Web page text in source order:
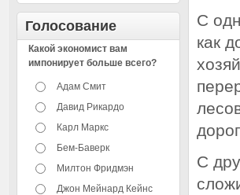
Голосование
Какой экономист вам
импонирует больше всего?
Адам Смит
Давид Рикардо
Карл Маркс
Бем-Баверк
Милтон Фридмэн
Джон Мейнард Кейнс
С
как
С